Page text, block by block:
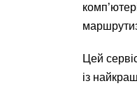
Цей
із